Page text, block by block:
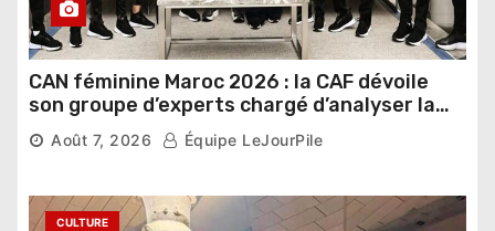
CAN féminine Maroc 2026 : la CAF dévoile
son groupe d’experts chargé d’analyser la
compétition
Août 7, 2026 Équipe LeJourPile
CULTURE